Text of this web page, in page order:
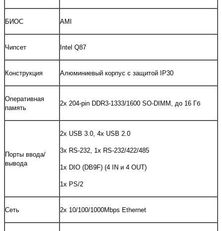
БИОС AMI
Чипсет Intel Q87
Конструкция Алюминиевый корпус с защитой IP30
Оперативная
память
2x 204-pin DDR3-1333/1600 SO-DIMM, до 16 Гб
Порты ввода/
вывода
2x USB 3.0, 4x USB 2.0
3x RS-232, 1x RS-232/422/485
1x DIO (DB9F) (4 IN и 4 OUT)
1x PS/2
Сеть 2x 10/100/1000Mbps Ethernet